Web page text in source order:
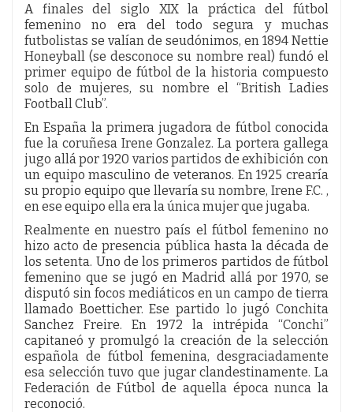
A finales del siglo XIX la práctica del fútbol
femenino no era del todo segura y muchas
futbolistas se valían de seudónimos, en 1894 Nettie
Honeyball (se desconoce su nombre real) fundó el
primer equipo de fútbol de la historia compuesto
solo de mujeres, su nombre el “British Ladies
Football Club”.
En España la primera jugadora de fútbol conocida
fue la coruñesa Irene Gonzalez. La portera gallega
jugo allá por 1920 varios partidos de exhibición con
un equipo masculino de veteranos. En 1925 crearía
su propio equipo que llevaría su nombre, Irene F.C. ,
en ese equipo ella era la única mujer que jugaba.
Realmente en nuestro país el fútbol femenino no
hizo acto de presencia pública hasta la década de
los setenta. Uno de los primeros partidos de fútbol
femenino que se jugó en Madrid allá por 1970, se
disputó sin focos mediáticos en un campo de tierra
llamado Boetticher. Ese partido lo jugó Conchita
Sanchez Freire. En 1972 la intrépida “Conchi”
capitaneó y promulgó la creación de la selección
española de fútbol femenina, desgraciadamente
esa selección tuvo que jugar clandestinamente. La
Federación de Fútbol de aquella época nunca la
reconoció.